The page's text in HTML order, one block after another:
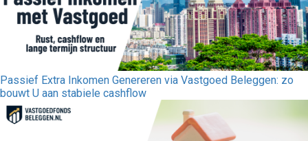
Passief Extra Inkomen Genereren via Vastgoed Beleggen: zo
bouwt U aan stabiele cashflow